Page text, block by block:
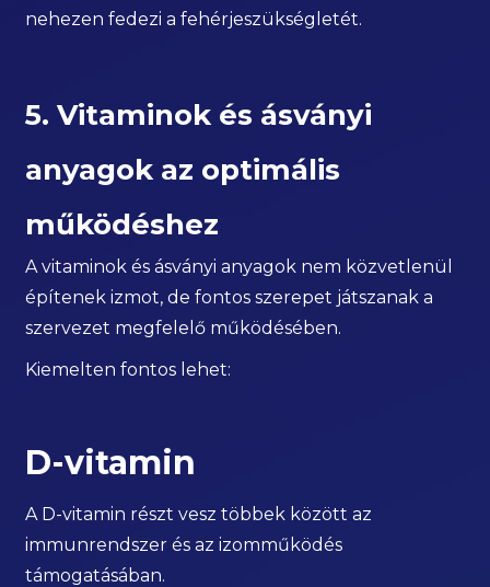
nehezen fedezi a fehérjeszükségletét.
5. Vitaminok és ásványi
anyagok az optimális
működéshez
A vitaminok és ásványi anyagok nem közvetlenül
építenek izmot, de fontos szerepet játszanak a
szervezet megfelelő működésében.
Kiemelten fontos lehet:
D-vitamin
A D-vitamin részt vesz többek között az
immunrendszer és az izomműködés
támogatásában.